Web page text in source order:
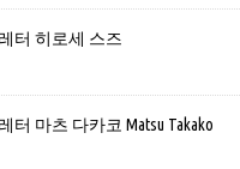
터 히로세 스즈
터 마츠 다카코 Matsu Takako